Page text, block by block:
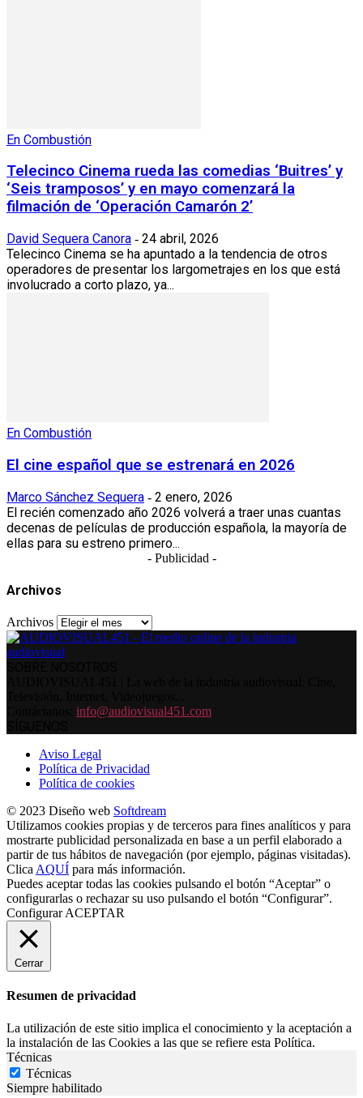
En Combustión
Telecinco Cinema rueda las comedias ‘Buitres’ y
‘Seis tramposos’ y en mayo comenzará la
filmación de ‘Operación Camarón 2’
David Sequera Canora - 24 abril, 2026
Telecinco Cinema se ha apuntado a la tendencia de otros
operadores de presentar los largometrajes en los que está
involucrado a corto plazo, ya...
En Combustión
El cine español que se estrenará en 2026
Marco Sánchez Sequera - 2 enero, 2026
El recién comenzado año 2026 volverá a traer unas cuantas
decenas de películas de producción española, la mayoría de
ellas para su estreno primero...
- Publicidad -
Archivos
Archivos
info@audiovisual451.com
Aviso Legal
Política de Privacidad
Política de cookies
© 2023 Diseño web Softdream
Utilizamos cookies propias y de terceros para fines analíticos y para
mostrarte publicidad personalizada en base a un perfil elaborado a
partir de tus hábitos de navegación (por ejemplo, páginas visitadas).
Clica AQUÍ para más información.
Puedes aceptar todas las cookies pulsando el botón “Aceptar” o
configurarlas o rechazar su uso pulsando el botón “Configurar”.
Configurar ACEPTAR
Cerrar
Resumen de privacidad
La utilización de este sitio implica el conocimiento y la aceptación a
la instalación de las Cookies a las que se refiere esta Política.
Técnicas
Técnicas
Siempre habilitado